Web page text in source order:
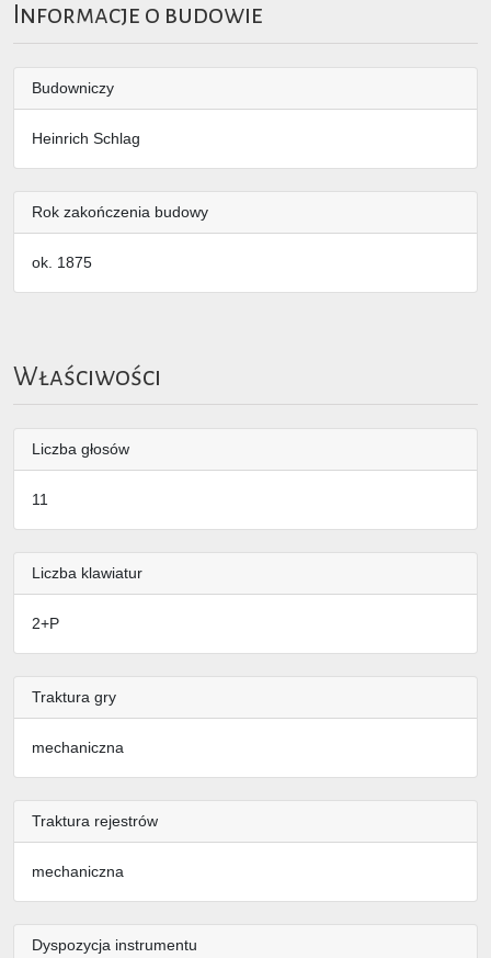
Informacje o budowie
Budowniczy
Heinrich Schlag
Rok zakończenia budowy
ok. 1875
Właściwości
Liczba głosów
11
Liczba klawiatur
2+P
Traktura gry
mechaniczna
Traktura rejestrów
mechaniczna
Dyspozycja instrumentu